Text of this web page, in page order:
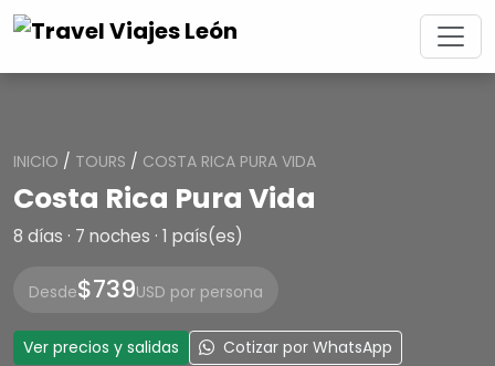
INICIO / TOURS / COSTA RICA PURA VIDA
Costa Rica Pura Vida
8 días · 7 noches · 1 país(es)
Desde$739USD por persona
Ver precios y salidas Cotizar por WhatsApp